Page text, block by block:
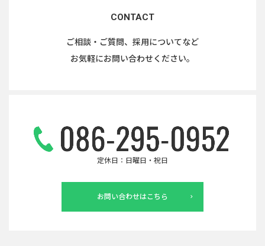
CONTACT
ご相談・ご質問、採用についてなど
お気軽にお問い合わせください。
定休日：日曜日・祝日
お問い合わせはこちら